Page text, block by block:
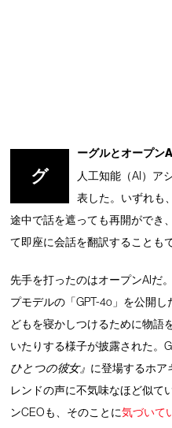
グ
ーグルとオープン
人工知能（AI）ア
表した。いずれも
途中で話を遮っても再開ができ
て即座に会話を翻訳することも
先手を打ったのはオープンAIだ
プモデルの「GPT-4o」を公開
どもを寝かしつけるために物語
いたりする様子が披露された。
ひとつの彼女』 に登場するホア
レンドの声に不気味なほど似て
ンCEOも、そのことに気づいて